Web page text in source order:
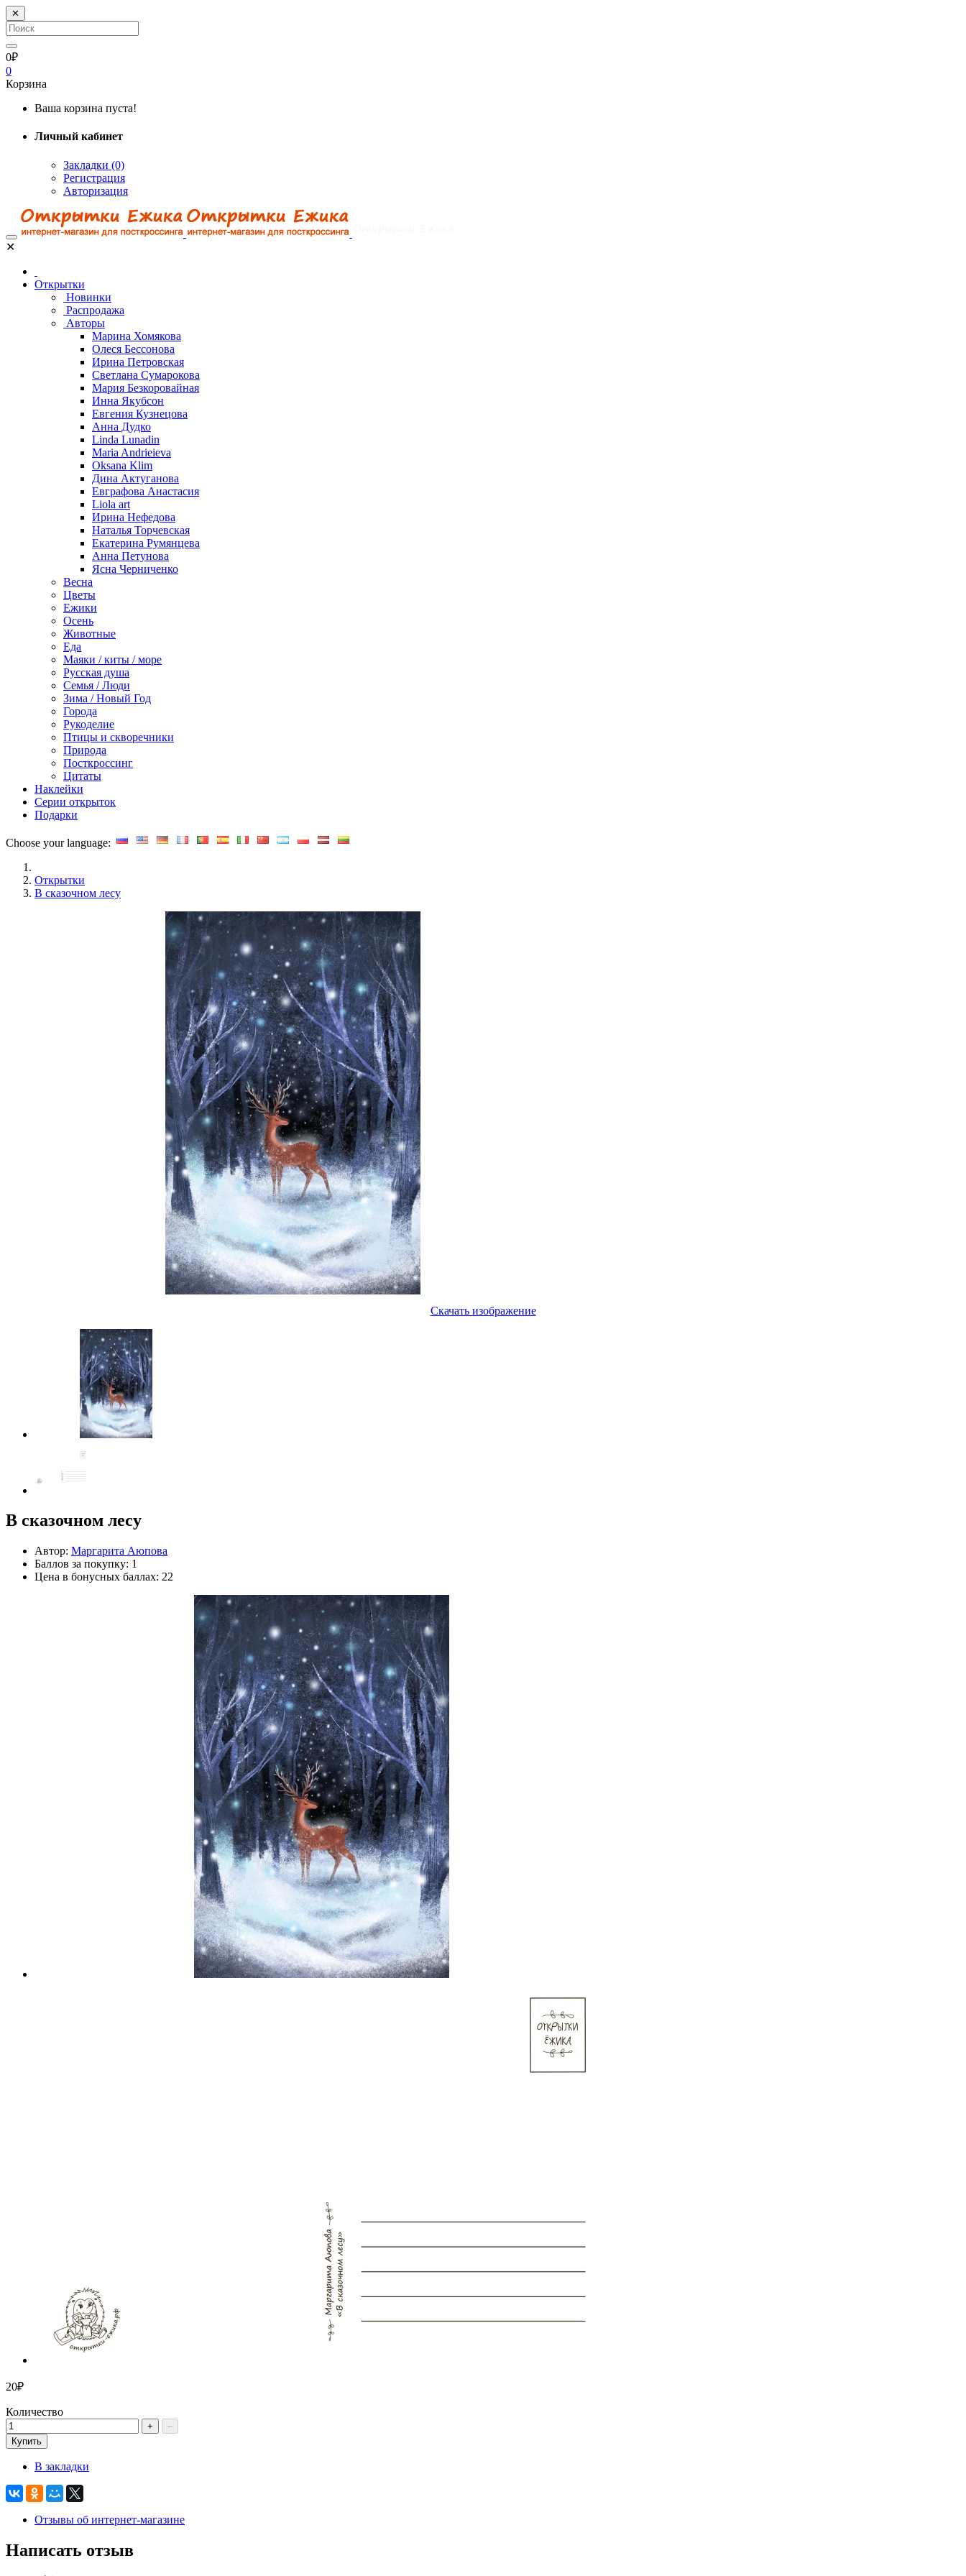
✕
0₽
0
Корзина
Ваша корзина пуста!
Личный кабинет
Закладки (0)
Регистрация
Авторизация
✕
Открытки
Новинки
Распродажа
Авторы
Марина Хомякова
Олеся Бессонова
Ирина Петровская
Светлана Сумарокова
Мария Безкоровайная
Инна Якубсон
Евгения Кузнецова
Анна Дудко
Linda Lunadin
Maria Andrieieva
Oksana Klim
Дина Актуганова
Евграфова Анастасия
Liola art
Ирина Нефедова
Наталья Торчевская
Екатерина Румянцева
Анна Петунова
Ясна Черниченко
Весна
Цветы
Ежики
Осень
Животные
Еда
Маяки / киты / море
Русская душа
Семья / Люди
Зима / Новый Год
Города
Рукоделие
Птицы и скворечники
Природа
Посткроссинг
Цитаты
Наклейки
Серии открыток
Подарки
Choose your language:
Открытки
В сказочном лесу
Скачать изображение
В сказочном лесу
Автор: Маргарита Аюпова
Баллов за покупку: 1
Цена в бонусных баллах: 22
20₽
Количество
+
–
Купить
В закладки
Отзывы об интернет-магазине
Написать отзыв